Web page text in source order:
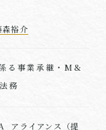
森裕介
る 事業承継・ M&
務
アライアンス（提